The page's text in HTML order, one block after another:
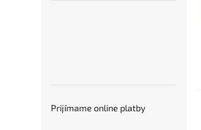
Prijímame online platby